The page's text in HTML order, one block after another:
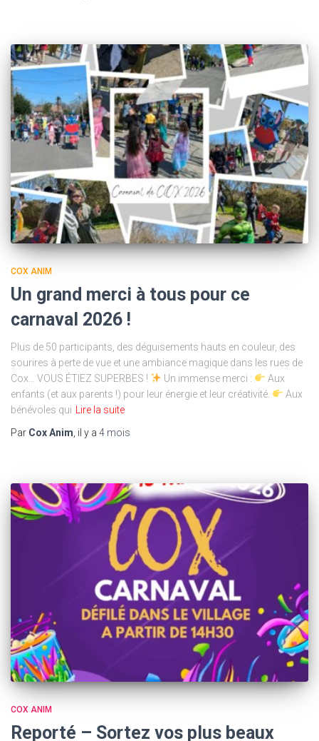
COX ANIM
Un grand merci à tous pour ce
carnaval 2026 !
Plus de 50 participants, des déguisements hauts en couleur, des
sourires à perte de vue et une ambiance magique dans les rues de
Cox… VOUS ÉTIEZ SUPERBES !
Un immense merci :
Aux
enfants (et aux parents !) pour leur énergie et leur créativité.
Aux
bénévoles qui
Lire la suite
Par Cox Anim , il y a 4 mois
COX ANIM
Reporté – Sortez vos plus beaux